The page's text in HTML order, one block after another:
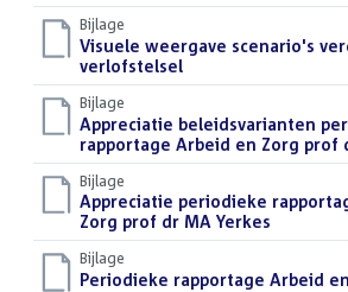
Bijlage
Download
bestand:
Visuele weergave scenario's
verlofstelsel(PDF)
Bijlage
Download
bestand:
Appreciatie beleidsvarianten
rapportage Arbeid en Zorg prof
Bijlage
Download
bestand:
Appreciatie periodieke
Zorg prof dr MA Yerkes
Bijlage
Download
Periodieke rapportage Arbeid